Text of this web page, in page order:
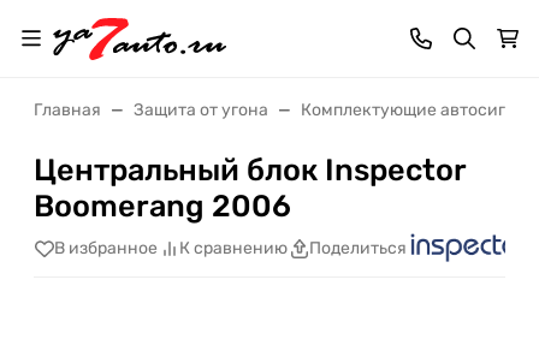
Главная Защита от угона Комплектующие
Центральный блок Inspector
Boomerang 2006
В избранное К сравнению Поделиться